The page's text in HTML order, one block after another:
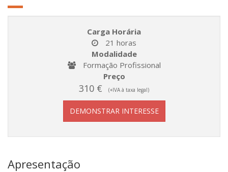
Carga Horária
21 horas
Modalidade
Formação Profissional
Preço
310 € (+IVA à taxa legal)
DEMONSTRAR INTERESSE
Apresentação